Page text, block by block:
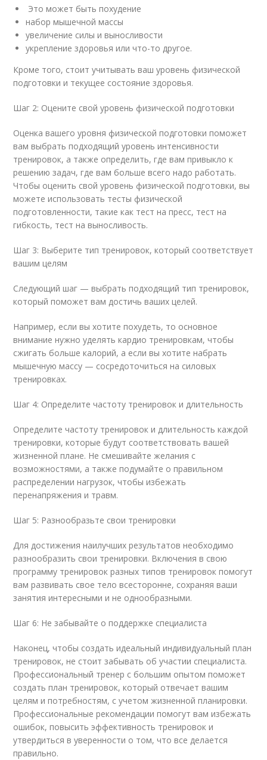
Это может быть похудение
набор мышечной массы
увеличение силы и выносливости
укрепление здоровья или что-то другое.
Кроме того, стоит учитывать ваш уровень физической
подготовки и текущее состояние здоровья.
Шаг 2: Оцените свой уровень физической подготовки
Оценка вашего уровня физической подготовки поможет
вам выбрать подходящий уровень интенсивности
тренировок, а также определить, где вам привыкло к
решению задач, где вам больше всего надо работать.
Чтобы оценить свой уровень физической подготовки, вы
можете использовать тесты физической
подготовленности, такие как тест на пресс, тест на
гибкость, тест на выносливость.
Шаг 3: Выберите тип тренировок, который соответствует
вашим целям
Следующий шаг — выбрать подходящий тип тренировок,
который поможет вам достичь ваших целей.
Например, если вы хотите похудеть, то основное
внимание нужно уделять кардио тренировкам, чтобы
сжигать больше калорий, а если вы хотите набрать
мышечную массу — сосредоточиться на силовых
тренировках.
Шаг 4: Определите частоту тренировок и длительность
Определите частоту тренировок и длительность каждой
тренировки, которые будут соответствовать вашей
жизненной плане. Не смешивайте желания с
возможностями, а также подумайте о правильном
распределении нагрузок, чтобы избежать
перенапряжения и травм.
Шаг 5: Разнообразьте свои тренировки
Для достижения наилучших результатов необходимо
разнообразить свои тренировки. Включения в свою
программу тренировок разных типов тренировок помогут
вам развивать свое тело всесторонне, сохраняя ваши
занятия интересными и не однообразными.
Шаг 6: Не забывайте о поддержке специалиста
Наконец, чтобы создать идеальный индивидуальный план
тренировок, не стоит забывать об участии специалиста.
Профессиональный тренер с большим опытом поможет
создать план тренировок, который отвечает вашим
целям и потребностям, с учетом жизненной планировки.
Профессиональные рекомендации помогут вам избежать
ошибок, повысить эффективность тренировок и
утвердиться в уверенности о том, что все делается
правильно.